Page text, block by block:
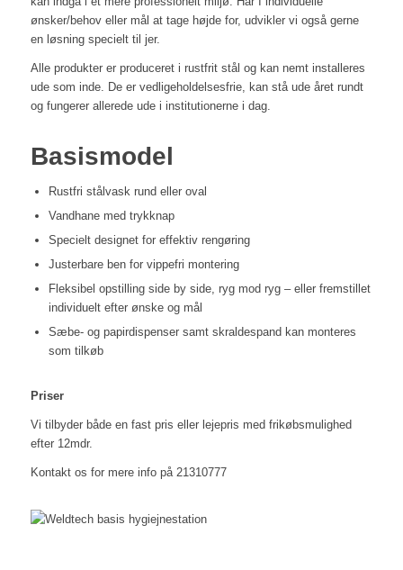
ønsker/behov eller mål at tage højde for, udvikler vi også gerne
en løsning specielt til jer.
Alle produkter er produceret i rustfrit stål og kan nemt installeres
ude som inde. De er vedligeholdelsesfrie, kan stå ude året rundt
og fungerer allerede ude i institutionerne i dag.
Basismodel
Rustfri stålvaskrund eller oval
Vandhane med trykknap
Specielt designetfor effektiv rengøring
Justerbare ben for vippefri montering
Fleksibel opstillingside by side, ryg mod ryg – eller fremstillet
individuelt efter ønske og mål
Sæbe- og papirdispenser samt skraldespand kan monteres
som tilkøb
Priser
Vi tilbyder både en fast pris eller lejepris med frikøbsmulighed
efter 12mdr.
Kontakt os for mere info på 21310777